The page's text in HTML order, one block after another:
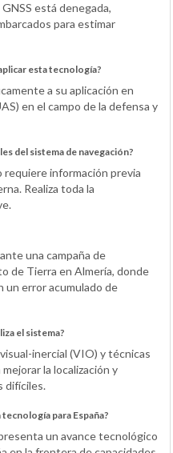
está denegada,
para estimar
esta tecnología?
a su aplicación en
en el campo de la defensa y
del sistema de navegación?
requiere información previa
Realiza toda la
una campaña de
de Tierra en Almería, donde
un error acumulado de
el sistema?
inercial (VIO) y técnicas
la localización y
difíciles.
para España?
un avance tecnológico